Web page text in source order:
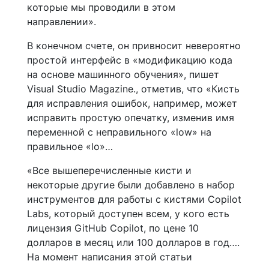
которые мы проводили в этом
направлении».
В конечном счете, он привносит невероятно
простой интерфейс в «модификацию кода
на основе машинного обучения», пишет
Visual Studio Magazine., отметив, что «Кисть
для исправления ошибок, например, может
исправить простую опечатку, изменив имя
переменной с неправильного «low» на
правильное «lo»…
«Все вышеперечисленные кисти и
некоторые другие были добавлено в набор
инструментов для работы с кистями Copilot
Labs, который доступен всем, у кого есть
лицензия GitHub Copilot, по цене 10
долларов в месяц или 100 долларов в год….
На момент написания этой статьи